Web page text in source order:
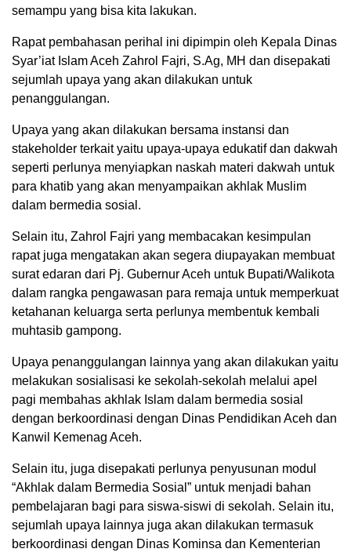
semampu yang bisa kita lakukan.
Rapat pembahasan perihal ini dipimpin oleh Kepala Dinas
Syar’iat Islam Aceh Zahrol Fajri, S.Ag, MH dan disepakati
sejumlah upaya yang akan dilakukan untuk
penanggulangan.
Upaya yang akan dilakukan bersama instansi dan
stakeholder terkait yaitu upaya-upaya edukatif dan dakwah
seperti perlunya menyiapkan naskah materi dakwah untuk
para khatib yang akan menyampaikan akhlak Muslim
dalam bermedia sosial.
Selain itu, Zahrol Fajri yang membacakan kesimpulan
rapat juga mengatakan akan segera diupayakan membuat
surat edaran dari Pj. Gubernur Aceh untuk Bupati/Walikota
dalam rangka pengawasan para remaja untuk memperkuat
ketahanan keluarga serta perlunya membentuk kembali
muhtasib gampong.
Upaya penanggulangan lainnya yang akan dilakukan yaitu
melakukan sosialisasi ke sekolah-sekolah melalui apel
pagi membahas akhlak Islam dalam bermedia sosial
dengan berkoordinasi dengan Dinas Pendidikan Aceh dan
Kanwil Kemenag Aceh.
Selain itu, juga disepakati perlunya penyusunan modul
“Akhlak dalam Bermedia Sosial” untuk menjadi bahan
pembelajaran bagi para siswa-siswi di sekolah. Selain itu,
sejumlah upaya lainnya juga akan dilakukan termasuk
berkoordinasi dengan Dinas Kominsa dan Kementerian